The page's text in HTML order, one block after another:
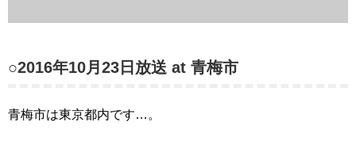
○2016年10月23日放送 at 青梅市
青梅市は東京都内です…。